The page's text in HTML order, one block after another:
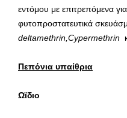
εντόμου με επιτρεπόμενα
φυτοπροστατευτικά
deltamethrin Cypermethrin
Πεπόνια υπαίθρια
Ωϊδιο